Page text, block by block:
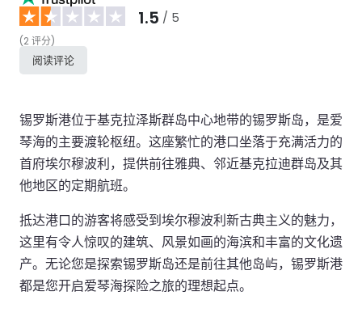
1.5 / 5
(2评分)
阅读评论
锡罗斯港位于基克拉泽斯群岛中心地带的锡罗斯岛，是爱
琴海的主要渡轮枢纽。这座繁忙的港口坐落于充满活力的
首府埃尔穆波利，提供前往雅典、邻近基克拉迪群岛及其
他地区的定期航班。
抵达港口的游客将感受到埃尔穆波利新古典主义的魅力，
这里有令人惊叹的建筑、风景如画的海滨和丰富的文化遗
产。无论您是探索锡罗斯岛还是前往其他岛屿，锡罗斯港
都是您开启爱琴海探险之旅的理想起点。